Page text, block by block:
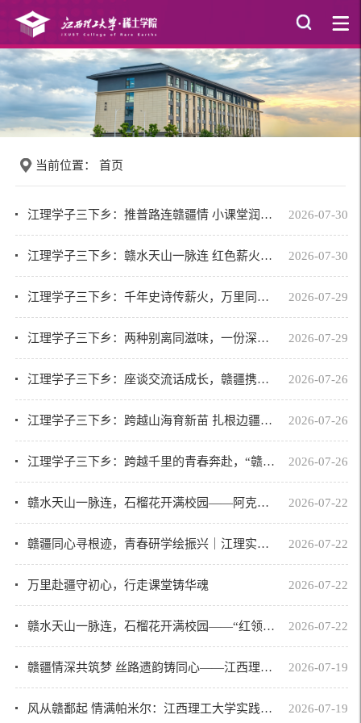
当前位置： 首页
2026-07-30
江理学子三下乡：推普路连赣疆情 小课堂润民族心——“赣疆情·铸梦行”民族团结实...
2026-07-30
江理学子三下乡：赣水天山一脉连 红色薪火两校传——“赣疆情·铸梦行”民族团结实...
2026-07-29
江理学子三下乡：千年史诗传薪火，万里同心铸梦行——“赣疆情·铸梦行”民族团结实...
2026-07-29
江理学子三下乡：两种别离同滋味，一份深情满天山——“赣疆情·铸梦行”民族团结实...
2026-07-26
江理学子三下乡：座谈交流话成长，赣疆携手践初心“赣疆情·铸梦行” 民族团结实践...
2026-07-26
江理学子三下乡：跨越山海育新苗 扎根边疆践初心——“赣疆情·铸梦行”民族团结 ...
2026-07-26
江理学子三下乡：跨越千里的青春奔赴，“赣疆情·铸梦行”民族团结实践队 在帕米尔...
2026-07-22
赣水天山一脉连，石榴花开满校园——阿克陶县小学支教宣讲活动圆满举行
2026-07-22
赣疆同心寻根迹，青春研学绘振兴｜江理实践队一日三馆研学感悟深厚
2026-07-22
万里赴疆守初心，行走课堂铸华魂
2026-07-22
赣水天山一脉连，石榴花开满校园——“红领巾小课堂”在阿克陶县玉麦镇开课
2026-07-19
赣疆情深共筑梦 丝路遗韵铸同心——江西理工大学民族团结实践队赴阿克陶县调研纪实
2026-07-19
​风从赣鄱起 情满帕米尔：江西理工大学实践队沉浸式感受赣疆文化交融盛会